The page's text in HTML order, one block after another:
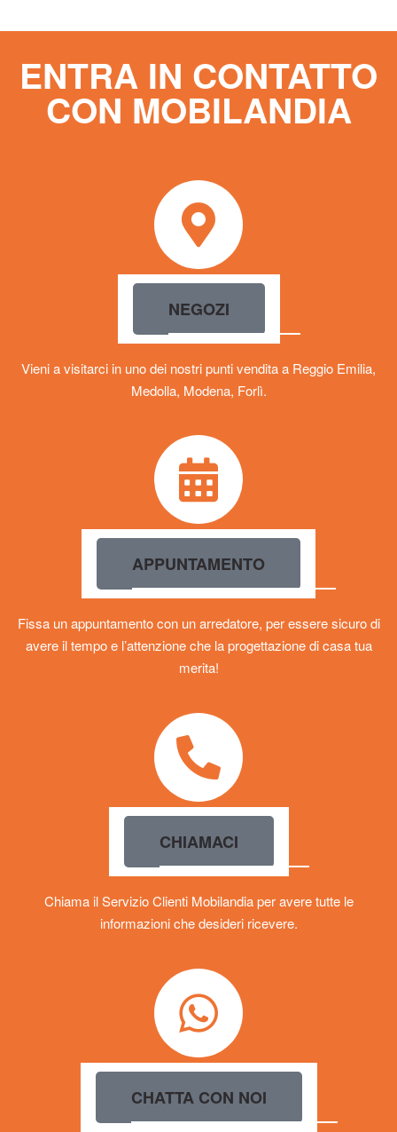
ENTRA IN CONTATTO
CON MOBILANDIA
NEGOZI
Vieni a visitarci in uno dei nostri punti vendita a Reggio Emilia,
Medolla, Modena, Forlì.
APPUNTAMENTO
Fissa un appuntamento con un arredatore, per essere sicuro di
avere il tempo e l’attenzione che la progettazione di casa tua
merita!
CHIAMACI
Chiama il Servizio Clienti Mobilandia per avere tutte le
informazioni che desideri ricevere.
CHATTA CON NOI